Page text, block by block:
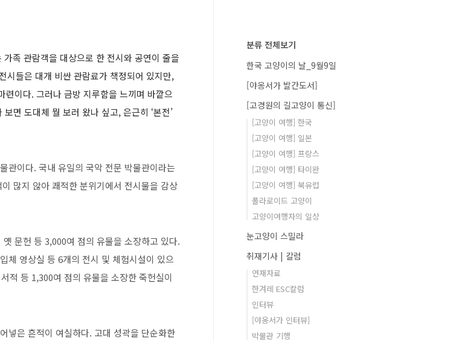
족 관람객을 대상으로 한 전시와 공연이 줄을
시들은 대개 비싼 관람료가 책정되어 있지만,
이다. 그러나 금방 지루함을 느끼며 바깥으
면 도대체 뭘 보러 왔나 싶고, 은근히 ‘본전’
관이다. 국내 유일의 국악 전문 박물관이라는
많지 않아 쾌적한 분위기에서 전시물을 감상
문헌 등 3,000여 점의 유물을 소장하고 있다.
체 영상실 등 6개의 전시 및 체험시설이 있으
적 등 1,300여 점의 유물을 소장한 죽헌실이
넣은 흔적이 여실하다. 고대 성곽을 단순화한
분류 전체보기
한국 고양이의 날_9월9일
[야옹서가 발간도서]
[고경원의 길고양이 통신]
[고양이 여행] 한국
[고양이 여행] 일본
[고양이 여행] 프랑스
[고양이 여행] 타이완
[고양이 여행] 북유럽
폴라로이드 고양이
고양이여행자의 일상
눈고양이 스밀라
취재기사 | 칼럼
연재자료
한겨레 ESC칼럼
인터뷰
[야옹서가 인터뷰]
박물관 기행